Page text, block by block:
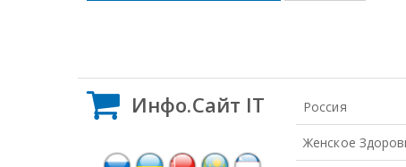
Инфо.Сайт IT Россия
Женское